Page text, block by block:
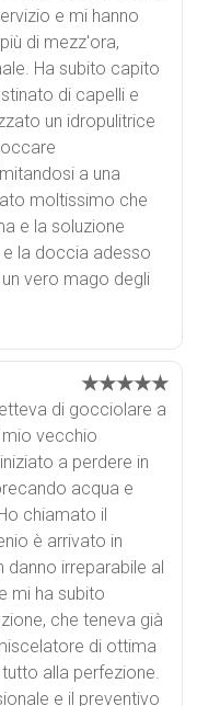
e mi hanno
di mezz'ora,
Ha subito capito
di capelli e
un idropulitrice
a una
moltissimo che
e la soluzione
la doccia adesso
vero mago degli
★★★★★
di gocciolare a
vecchio
a perdere in
acqua e
chiamato il
è arrivato in
irreparabile al
mi ha subito
che teneva già
di ottima
alla perfezione.
e il preventivo